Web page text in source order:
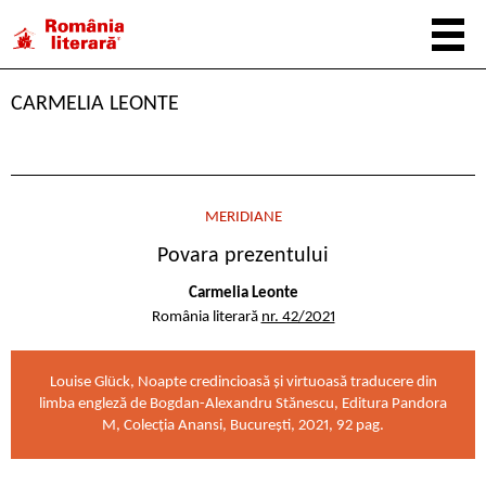
CARMELIA LEONTE
MERIDIANE
Povara prezentului
Carmelia Leonte
România literară nr. 42/2021
Louise Glück, Noapte credincioasă și virtuoasă traducere din
limba engleză de Bogdan-Alexandru Stănescu, Editura Pandora
M, Colecția Anansi, București, 2021, 92 pag.